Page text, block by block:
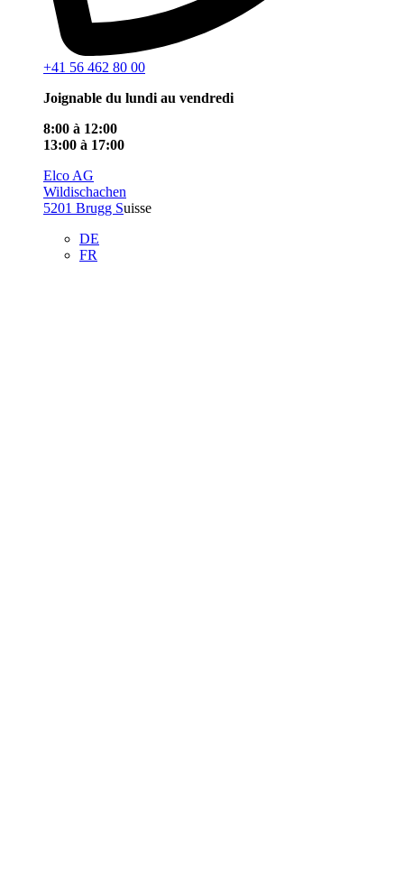
+41 56 462 80 00
Joignable du lundi au vendredi
8:00 à 12:00
13:00 à 17:00
Elco AG
Wildischachen
5201 Brugg Suisse
DE
FR